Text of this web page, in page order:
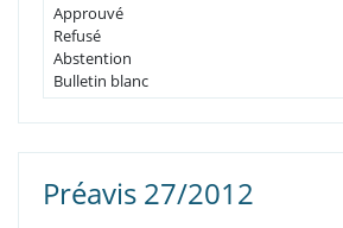
Approuvé
Refusé
Abstention
Bulletin blanc
Préavis 27/2012